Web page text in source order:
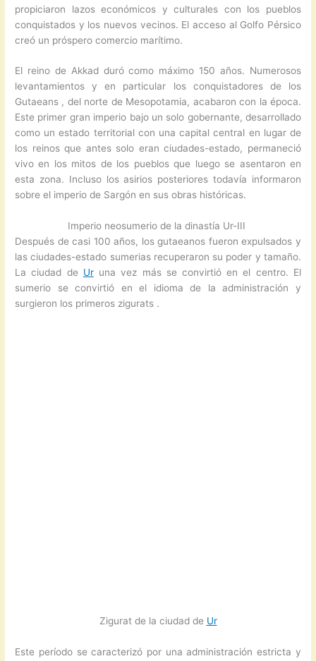
propiciaron lazos económicos y culturales con los pueblos
conquistados y los nuevos vecinos. El acceso al Golfo Pérsico
creó un próspero comercio marítimo.
El reino de Akkad duró como máximo 150 años. Numerosos
levantamientos y en particular los conquistadores de los
Gutaeans , del norte de Mesopotamia, acabaron con la época.
Este primer gran imperio bajo un solo gobernante, desarrollado
como un estado territorial con una capital central en lugar de
los reinos que antes solo eran ciudades-estado, permaneció
vivo en los mitos de los pueblos que luego se asentaron en
esta zona. Incluso los asirios posteriores todavía informaron
sobre el imperio de Sargón en sus obras históricas.
Imperio neosumerio de la dinastía Ur-III
Después de casi 100 años, los gutaeanos fueron expulsados y
las ciudades-estado sumerias recuperaron su poder y tamaño.
La ciudad de Uruna vez más se convirtió en el centro. El
sumerio se convirtió en el idioma de la administración y
surgieron los primeros zigurats .
Zigurat de la ciudad de Ur
Este período se caracterizó por una administración estricta y